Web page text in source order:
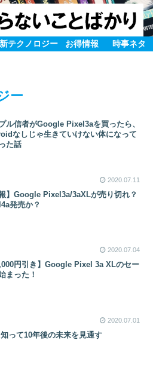
テクノロジー お得情報 時事ネタ
ー
ル信者がGoogle Pixel3aを買ったら、
なしじゃ生きていけない体になって
た話
2020.07.11
報】Google Pixel3a/3aXLが売り切れ？
発売か？
2020.07.04
円引き】Google Pixel 3a XLのセー
まった！
2020.07.01
って10年後の未来を見通す